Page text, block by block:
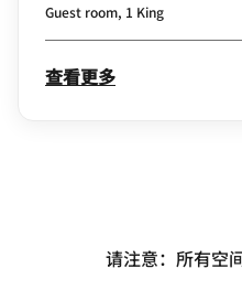
Guest room, 1 King
查看更多
请注意：所有空